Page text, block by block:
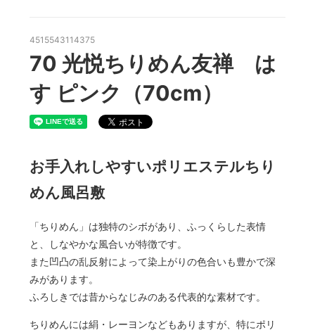
4515543114375
70 光悦ちりめん友禅 は
す ピンク（70cm）
お手入れしやすいポリエステルちり
めん風呂敷
「ちりめん」は独特のシボがあり、ふっくらした表情
と、しなやかな風合いが特徴です。
また凹凸の乱反射によって染上がりの色合いも豊かで深
みがあります。
ふろしきでは昔からなじみのある代表的な素材です。
ちりめんには絹・レーヨンなどもありますが、特にポリ